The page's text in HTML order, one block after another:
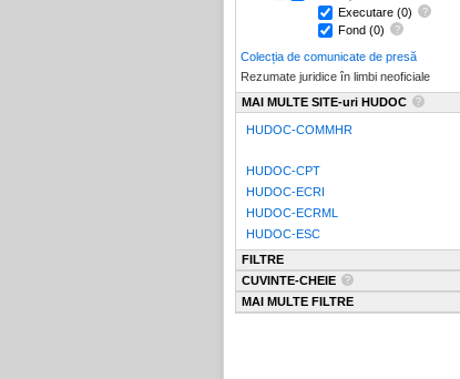
Executare (0)
Fond (0)
Colecția de comunicate de presă
Rezumate juridice în limbi neoficiale
MAI MULTE SITE-uri HUDOC
HUDOC-COMMHR
HUDOC-CPT
HUDOC-ECRI
HUDOC-ECRML
HUDOC-ESC
FILTRE
CUVINTE-CHEIE
MAI MULTE FILTRE